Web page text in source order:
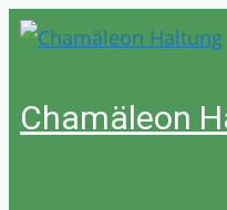
Zum
Chamäleon